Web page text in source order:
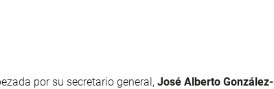
por su secretario general, José Alberto González-